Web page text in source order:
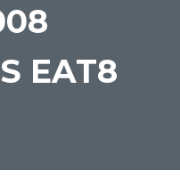
EAT8